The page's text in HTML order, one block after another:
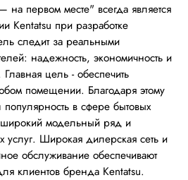
первом месте" всегда является
Kentatsu при разработке
следит за реальными
надежность, экономичность и
Главная цель - обеспечить
помещении. Благодаря этому
в сфере бытовых
широкий модельный ряд и
услуг. Широкая дилерская сеть и
обслуживание обеспечивают
клиентов бренда Kentatsu.